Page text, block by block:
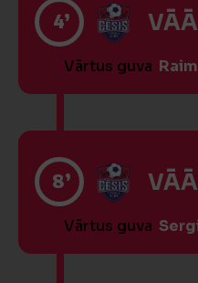
4’
Vārtus guva
8’
Vārtus guva